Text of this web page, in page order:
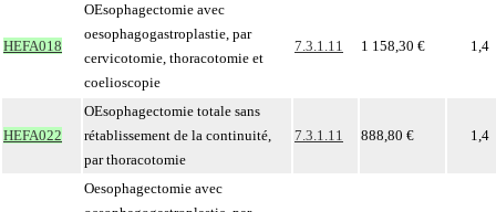
HEFA018
OEsophagectomie avec
oesophagogastroplastie, par
cervicotomie, thoracotomie et
coelioscopie
7.3.1.11 1 158,30 € 1,4
HEFA022
OEsophagectomie totale sans
rétablissement de la continuité,
par thoracotomie
7.3.1.11 888,80 € 1,4
Oesophagectomie avec